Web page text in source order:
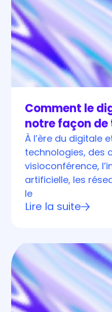
Comment le
notre façon
À l’ère du digitale
technologies, des
visioconférence,
artificielle, les
le
Lire la suite